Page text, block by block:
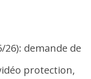
26): demande de
protection,